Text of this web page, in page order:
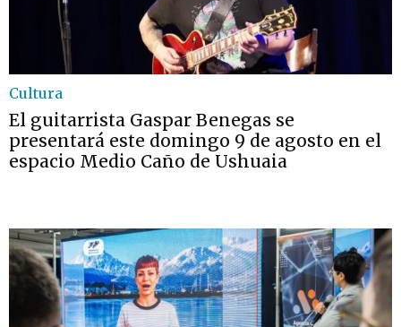
Cultura
El guitarrista Gaspar Benegas se
presentará este domingo 9 de agosto en el
espacio Medio Caño de Ushuaia